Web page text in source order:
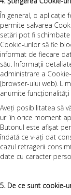
În general, o aplicație
permite salvarea
setări pot fi
Cookie-urilor să fie
informat de fiecare
său. Informații
administrare a
(browser-ului web).
anumite funcționalități
Aveți posibilitatea să
uri în orice moment
Butonul este afișat
îndată ce v-ați dat
cazul retragerii
date cu caracter
5. De ce sunt cookie-